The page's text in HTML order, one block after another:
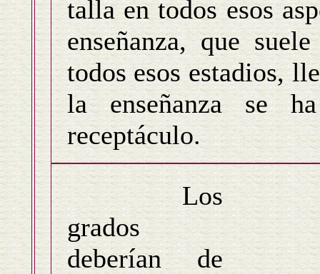
talla en todos esos
enseñanza, que
todos esos estadios,
la enseñanza se
receptáculo.
Los
grados
deberían de